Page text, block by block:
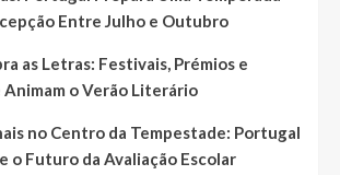
Entre Julho e Outubro
as Letras: Festivais, Prémios e
o Verão Literário
no Centro da Tempestade: Portugal
o Futuro da Avaliação Escolar